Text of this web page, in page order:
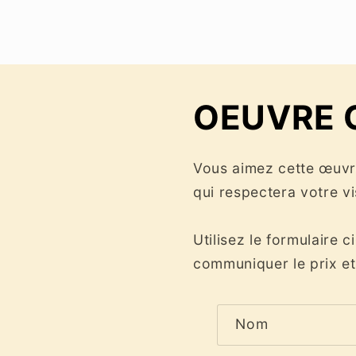
OEUVRE
Vous aimez cette
qui respectera votre
Utilisez le formulaire
communiquer le prix
o
Nom